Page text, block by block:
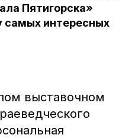
Пятигорска»
самых интересных
выставочном